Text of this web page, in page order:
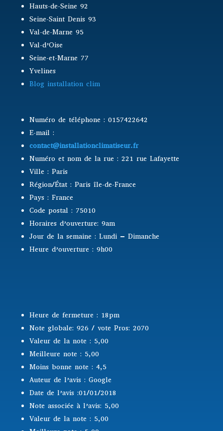
Hauts-de-Seine 92
Seine-Saint Denis 93
Val-de-Marne 95
Val-d’Oise
Seine-et-Marne 77
Yvelines
Blog installation clim
Numéro de téléphone : 0157422642
E-mail :
contact@installationclimatiseur.fr
Numéro et nom de la rue : 221 rue Lafayette
Ville : Paris
Région/État : Paris île-de-France
Pays : France
Code postal : 75010
Horaires d’ouverture: 9am
Jour de la semaine : Lundi – Dimanche
Heure d’ouverture : 9h00
Heure de fermeture : 18pm
Note globale: 926 / vote Pros: 2070
Valeur de la note : 5,00
Meilleure note : 5,00
Moins bonne note : 4,5
Auteur de l’avis : Google
Date de l’avis :01/01/2018
Note associée à l’avis: 5,00
Valeur de la note : 5,00